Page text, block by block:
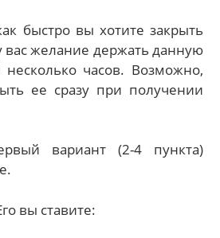
быстро вы хотите закрыть
вас желание держать данную
часов. Возможно,
ее сразу при получении
вариант (2-4 пункта)
вы ставите: